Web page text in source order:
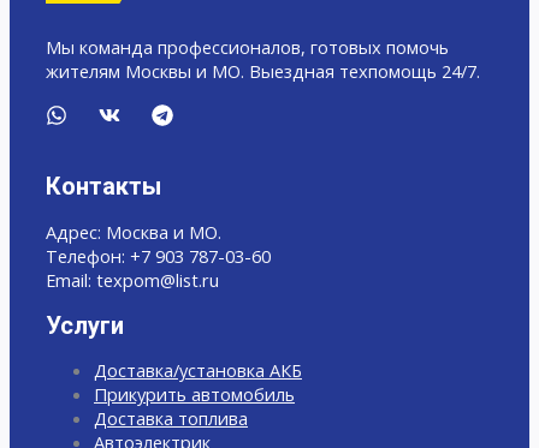
Мы команда профессионалов, готовых помочь
жителям Москвы и МО. Выездная техпомощь 24/7.
Контакты
Адрес: Москва и МО.
Телефон: +7 903 787-03-60
Email: texpom@list.ru
Услуги
Доставка/установка АКБ
Прикурить автомобиль
Доставка топлива
Автоэлектрик